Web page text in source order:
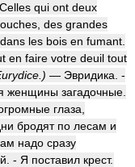
qui ont deux
des grandes
les bois en fumant.
en faire votre deuil tout
— Эвридика. -
женщины загадочные.
глаза,
бродят по лесам и
надо сразу
- Я поставил крест.